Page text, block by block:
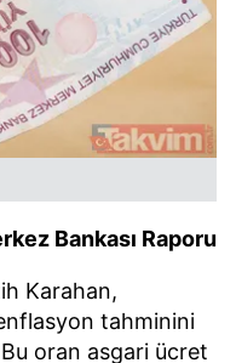
Bankası Raporu
Karahan,
tahminini
oran asgari ücret